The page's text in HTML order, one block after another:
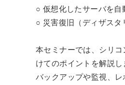
○ 仮想化したサーバを自
○ 災害復旧（ディザスタ
本セミナーでは、シリ
けてのポイントを解説し
バックアップや監視、レ